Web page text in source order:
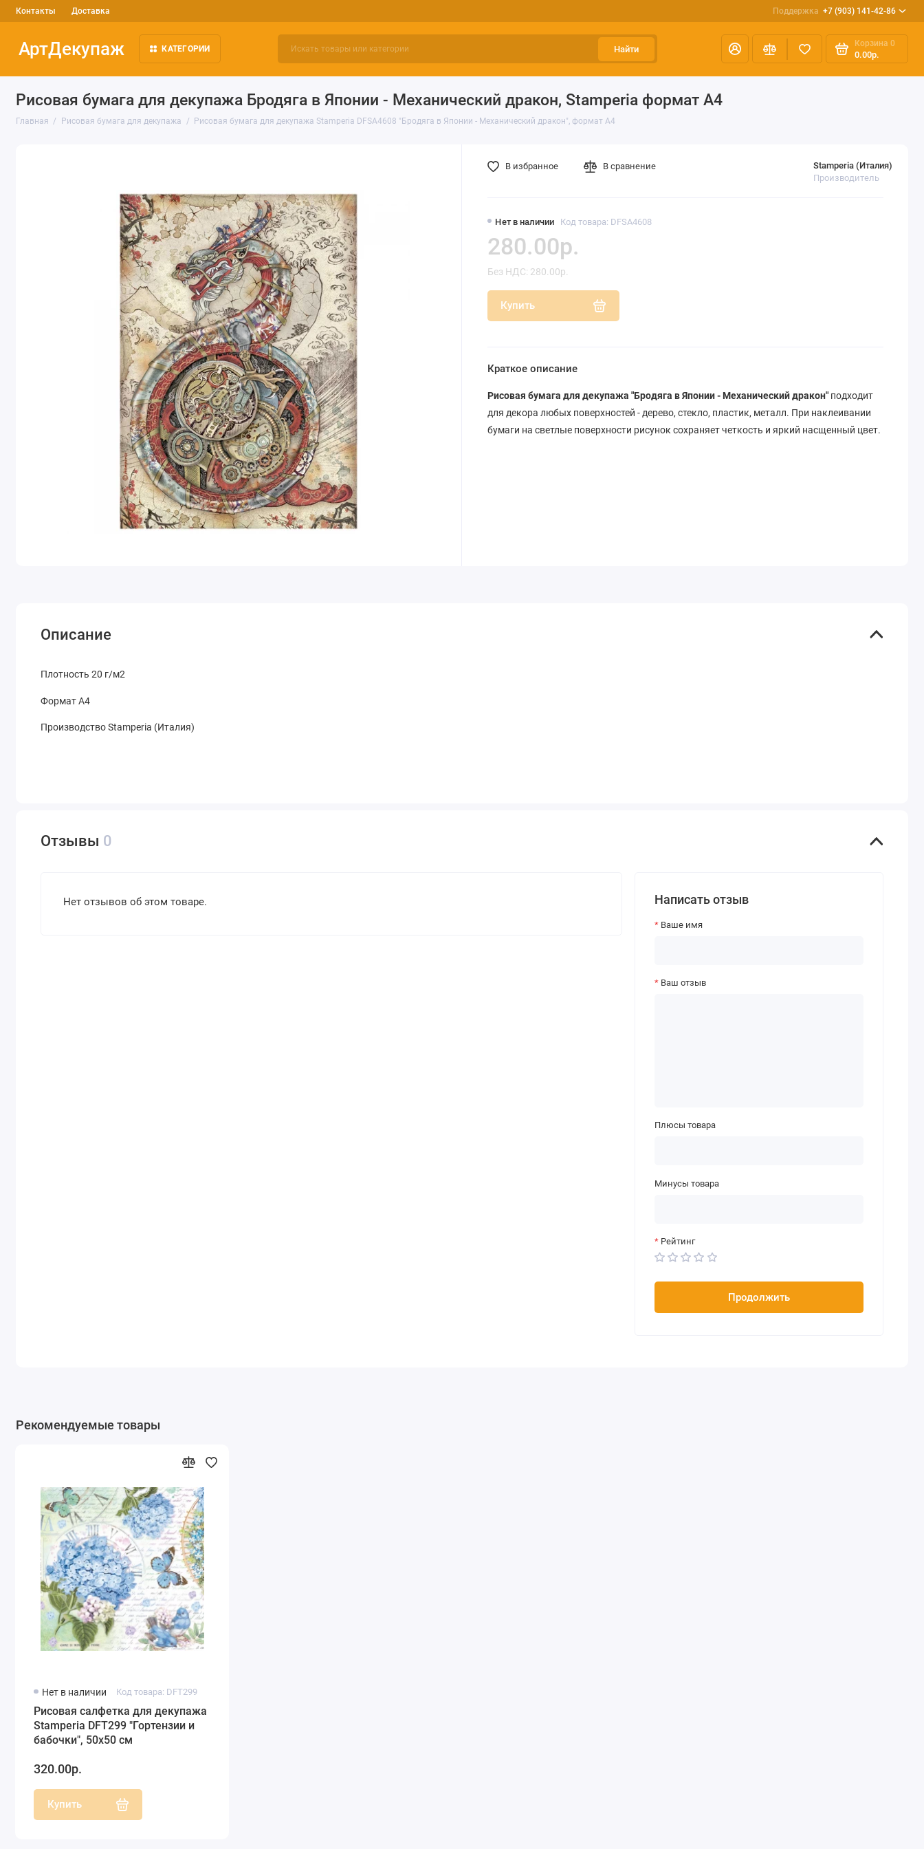
Контакты Доставка Поддержка +7 (903) 141-42-86
АртДекупаж КАТЕГОРИИ Найти
Корзина 0
0.00р.
Рисовая бумага для декупажа Бродяга в Японии - Механический дракон, Stamperia формат А4
Главная Рисовая бумага для декупажа Рисовая бумага для декупажа Stamperia DFSA4608 "Бродяга в Японии - Механический дракон", формат А4
Нет в наличии Код товара: DFSA4608
Stamperia (Италия)
Производитель
280.00р.
Без НДС: 280.00р.
Купить
В избранное В сравнение
Краткое описание
Рисовая бумага для декупажа "Бродяга в Японии - Механический дракон"подходит
для декора любых поверхностей - дерево, стекло, пластик, металл. При наклеивании
бумаги на светлые поверхности рисунок сохраняет четкость и яркий насщенный цвет.
Описание
Плотность 20 г/м2
Формат А4
Производство Stamperia (Италия)
Отзывы 0
Нет отзывов об этом товаре. Написать отзыв
Ваше имя
Ваш отзыв
Плюсы товара
Минусы товара
Рейтинг
Продолжить
Рекомендуемые товары
Нет в наличии Код товара: DFT299
Рисовая салфетка для декупажа
Stamperia DFT299 "Гортензии и
бабочки", 50х50 см
320.00р.
Купить